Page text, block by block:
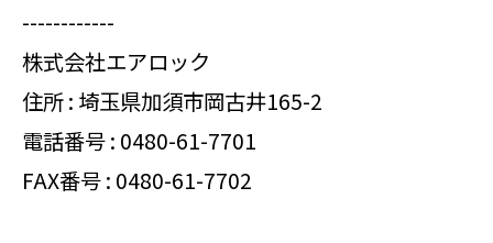
------------
株式会社エアロック
住所 : 埼玉県加須市岡古井165-2
電話番号 : 0480-61-7701
FAX番号 : 0480-61-7702